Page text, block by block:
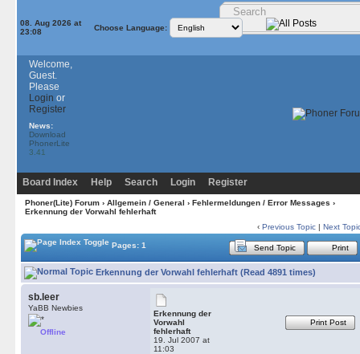
08. Aug 2026 at
23:08
Choose Language:
Welcome,
Guest.
Please
Login or
Register
News:
Download
PhonerLite
3.41
Board Index Help Search Login Register
Phoner(Lite) Forum› Allgemein / General › Fehlermeldungen / Error Messages ›
Erkennung der Vorwahl fehlerhaft
‹ Previous Topic | Next
Pages: 1 Send Topic Print
Erkennung der Vorwahl fehlerhaft (Read 4891 times)
sb.leer
YaBB Newbies
Offline
Erkennung der
Vorwahl
fehlerhaft
19. Jul 2007 at
11:03
Print Post